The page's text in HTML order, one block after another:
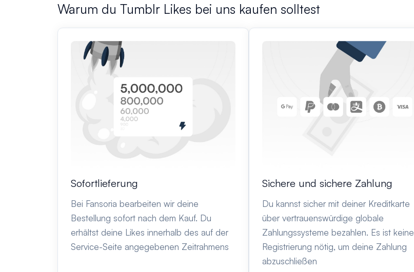
Warum du Tumblr Likes bei uns kaufen solltest
Sofortlieferung
Bei Fansoria bearbeiten wir deine
Bestellung sofort nach dem Kauf. Du
erhältst deine Likes innerhalb des auf der
Service-Seite angegebenen Zeitrahmens
Sichere und sichere Zahlung
Du kannst sicher mit deiner Kreditkarte
über vertrauenswürdige globale
Zahlungssysteme bezahlen. Es ist keine
Registrierung nötig, um deine Zahlung
abzuschließen